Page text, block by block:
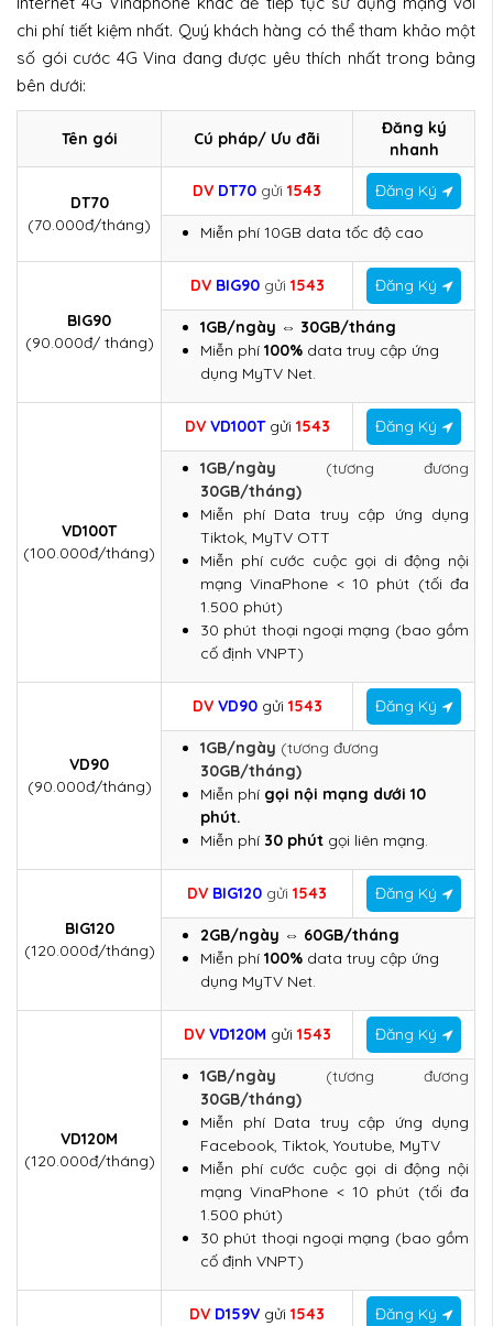
chi phí tiết kiệm nhất. Quý khách hàng có thể tham khảo một
số gói cước 4G Vina đang được yêu thích nhất trong bảng
bên dưới:
Tên gói Cú pháp/ Ưu đãi
Đăng ký
nhanh
DT70
(70.000đ/tháng)
DV DT70 gửi 1543 Đăng Ký
Miễn phí 10GB data tốc độ cao
BIG90
(90.000đ/ tháng)
DV BIG90 gửi 1543 Đăng Ký
1GB/ngày ⇔ 30GB/tháng
Miễn phí 100% data truy cập ứng
dụng MyTV Net.
VD100T
(100.000đ/tháng)
DV VD100T gửi 1543 Đăng Ký
1GB/ngày (tương đương
30GB/tháng)
Miễn phí Data truy cập ứng dụng
Tiktok, MyTV OTT
Miễn phí cước cuộc gọi di động nội
mạng VinaPhone < 10 phút (tối đa
1.500 phút)
30 phút thoại ngoại mạng (bao gồm
cố định VNPT)
VD90
(90.000đ/tháng)
DV VD90 gửi 1543 Đăng Ký
1GB/ngày (tương đương
30GB/tháng)
Miễn phí gọi nội mạng dưới 10
phút.
Miễn phí 30 phút gọi liên mạng.
BIG120
(120.000đ/tháng)
DV BIG120 gửi 1543 Đăng Ký
2GB/ngày ⇔ 60GB/tháng
Miễn phí 100% data truy cập ứng
dụng MyTV Net.
VD120M
(120.000đ/tháng)
DV VD120M gửi 1543 Đăng Ký
1GB/ngày (tương đương
30GB/tháng)
Miễn phí Data truy cập ứng dụng
Facebook, Tiktok, Youtube, MyTV
Miễn phí cước cuộc gọi di động nội
mạng VinaPhone < 10 phút (tối đa
1.500 phút)
30 phút thoại ngoại mạng (bao gồm
cố định VNPT)
DV D159V gửi 1543 Đăng Ký